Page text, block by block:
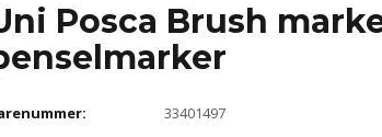
Posca Brush
33401497